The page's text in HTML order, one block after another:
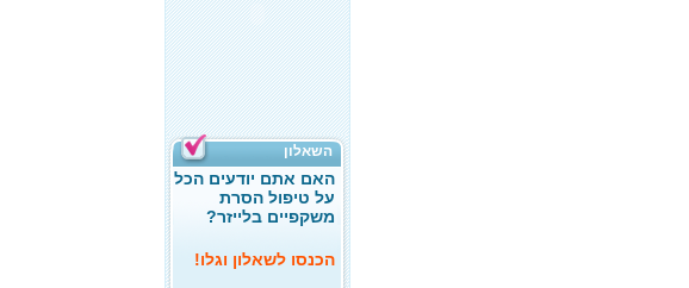
השאלון
האם אתם יודעים הכל
על טיפול הסרת
משקפיים בלייזר?
הכנסו לשאלון וגלו!